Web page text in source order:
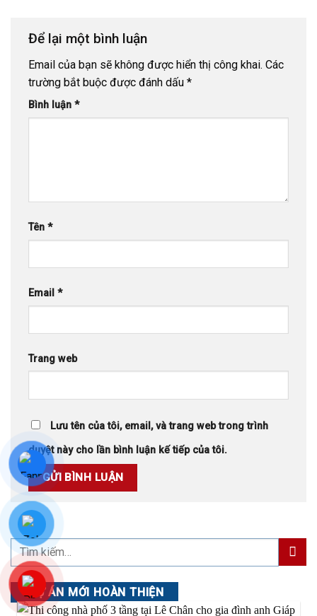
Để lại một bình luận
Email của bạn sẽ không được hiển thị công khai. Các
trường bắt buộc được đánh dấu *
Bình luận *
Tên *
Email *
Trang web
Lưu tên của tôi, email, và trang web trong trình
duyệt này cho lần bình luận kế tiếp của tôi.
DỰ ÁN MỚI HOÀN THIỆN